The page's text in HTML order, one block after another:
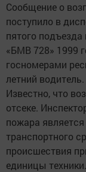
Сообщение о
поступило в
пятого
«БМВ 728» 1999
госномерами
летний
Известно, что
отсеке.
пожара
транспортного
происшествия
единицы техники.